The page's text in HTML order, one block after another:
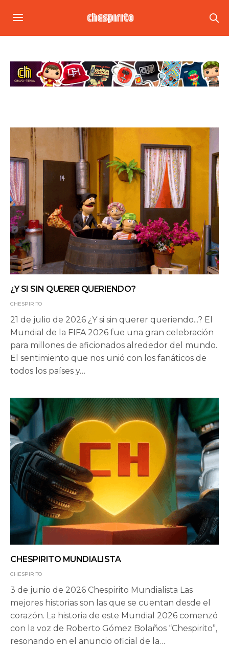
¿Y SI SIN QUERER QUERIENDO?
CHESPIRITO
21 de julio de 2026 ¿Y si sin querer queriendo...? El
Mundial de la FIFA 2026 fue una gran celebración
para millones de aficionados alrededor del mundo.
El sentimiento que nos unió con los fanáticos de
todos los países y…
CHESPIRITO MUNDIALISTA
CHESPIRITO
3 de junio de 2026 Chespirito Mundialista Las
mejores historias son las que se cuentan desde el
corazón. La historia de este Mundial 2026 comenzó
con la voz de Roberto Gómez Bolaños “Chespirito”,
resonando en el anuncio oficial de la…